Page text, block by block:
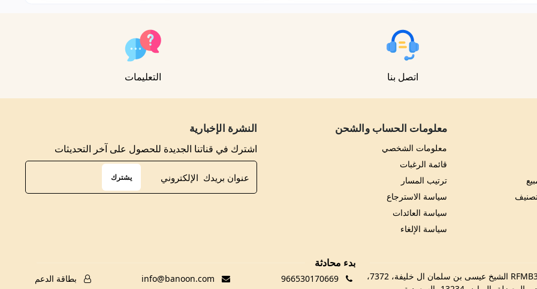
اتصل بنا التعليمات
معلومات الحساب والشحن
معلومات الشخصي
قائمة الرغبات
ترتيب المسار
سياسة الاسترجاع
سياسة العائدات
سياسة الإلغاء
النشرة الإخبارية
اشترك في قناتنا الجديدة للحصول على آخر التحديثات
يشترك
بدء محادثة
966530170669 بطاقة الدعم
RFMB3029، 3029 الشيخ عيسى بن سلمان ال خليفة، 7372،